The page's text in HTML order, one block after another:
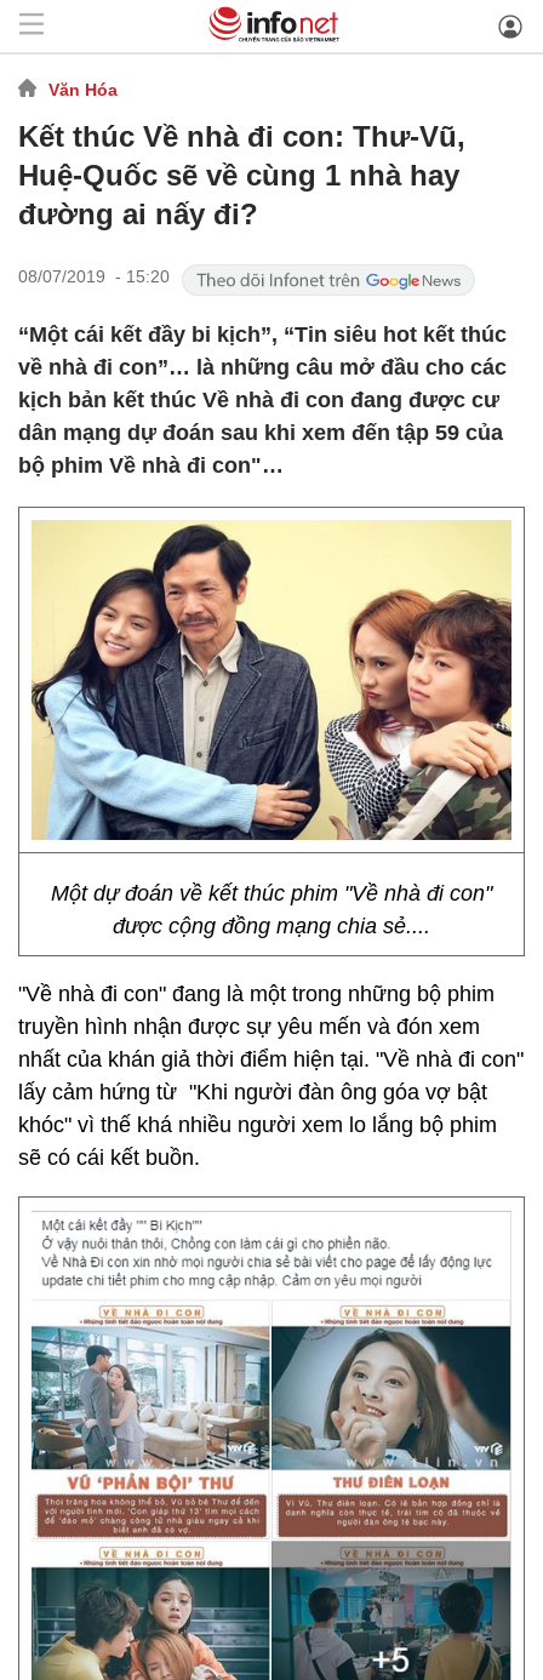
Văn Hóa
Kết thúc Về nhà đi con: Thư-Vũ,
Huệ-Quốc sẽ về cùng 1 nhà hay
đường ai nấy đi?
08/07/2019 - 15:20
“Một cái kết đầy bi kịch”, “Tin siêu hot kết thúc
về nhà đi con”… là những câu mở đầu cho các
kịch bản kết thúc Về nhà đi con đang được cư
dân mạng dự đoán sau khi xem đến tập 59 của
bộ phim Về nhà đi con"…
Một dự đoán về kết thúc phim "Về nhà đi con"
được cộng đồng mạng chia sẻ....
"Về nhà đi con" đang là một trong những bộ phim
truyền hình nhận được sự yêu mến và đón xem
nhất của khán giả thời điểm hiện tại. "Về nhà đi con"
lấy cảm hứng từ "Khi người đàn ông góa vợ bật
khóc" vì thế khá nhiều người xem lo lắng bộ phim
sẽ có cái kết buồn.